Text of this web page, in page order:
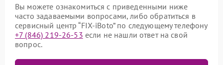
Вы можете ознакомиться с приведенными ниже
часто задаваемыми вопросами, либо обратиться в
сервисный центр “FIX-iBoto” по следующему телефону
+7 (846) 219-26-53 если не нашли ответ на свой
вопрос.